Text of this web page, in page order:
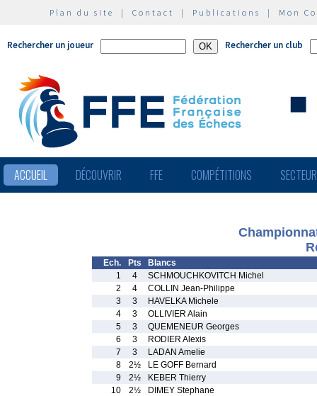
Plan du site | Contact | Publications | Mon
Rechercher un joueur Rechercher un club
ACCUEIL DÉCOUVRIR FFE COMPÉTITIONS
Ech. Pts
Blancs
1
4
SCHMOUCHKOVITCH Michel
2
4
COLLIN Jean-Philippe
3
3
HAVELKA Michele
4
3
OLLIVIER Alain
5
3
QUEMENEUR Georges
6
3
RODIER Alexis
7
3
LADAN Amelie
8
2½
LE GOFF Bernard
9
2½
KEBER Thierry
10
2½
DIMEY Stephane